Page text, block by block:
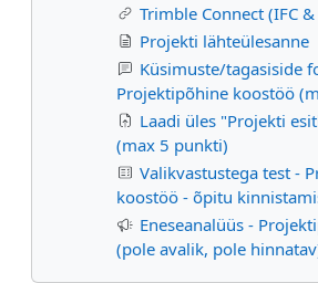
Trimble Connect (IFC
Projekti lähteülesanne
Küsimuste/tagasiside
Projektipõhine koostöö
Laadi üles "Projekti
(max 5 punkti)
Valikvastustega test -
koostöö - õpitu
Eneseanalüüs -
(pole avalik, pole